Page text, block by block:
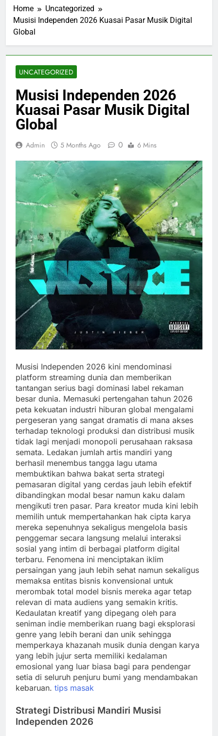
Home
Uncategorized
Musisi Independen 2026 Kuasai Pasar Musik Digital
Global
UNCATEGORIZED
Musisi Independen 2026
Kuasai Pasar Musik Digital
Global
Admin 5 Months Ago 0 6 Mins
Musisi Independen 2026 kini mendominasi
platform streaming dunia dan memberikan
tantangan serius bagi dominasi label rekaman
besar dunia. Memasuki pertengahan tahun 2026
peta kekuatan industri hiburan global mengalami
pergeseran yang sangat dramatis di mana akses
terhadap teknologi produksi dan distribusi musik
tidak lagi menjadi monopoli perusahaan raksasa
semata. Ledakan jumlah artis mandiri yang
berhasil menembus tangga lagu utama
membuktikan bahwa bakat serta strategi
pemasaran digital yang cerdas jauh lebih efektif
dibandingkan modal besar namun kaku dalam
mengikuti tren pasar. Para kreator muda kini lebih
memilih untuk mempertahankan hak cipta karya
mereka sepenuhnya sekaligus mengelola basis
penggemar secara langsung melalui interaksi
sosial yang intim di berbagai platform digital
terbaru. Fenomena ini menciptakan iklim
persaingan yang jauh lebih sehat namun sekaligus
memaksa entitas bisnis konvensional untuk
merombak total model bisnis mereka agar tetap
relevan di mata audiens yang semakin kritis.
Kedaulatan kreatif yang dipegang oleh para
seniman indie memberikan ruang bagi eksplorasi
genre yang lebih berani dan unik sehingga
memperkaya khazanah musik dunia dengan karya
yang lebih jujur serta memiliki kedalaman
emosional yang luar biasa bagi para pendengar
setia di seluruh penjuru bumi yang mendambakan
kebaruan. tips masak
Strategi Distribusi Mandiri Musisi
Independen 2026